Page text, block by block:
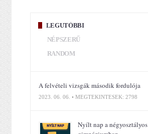
LEGUTÓBBI
NÉPSZERŰ
RANDOM
A felvételi vizsgák második fordulója
2023. 06. 06. • MEGTEKINTÉSEK: 2798
Nyílt nap a négyosztályos